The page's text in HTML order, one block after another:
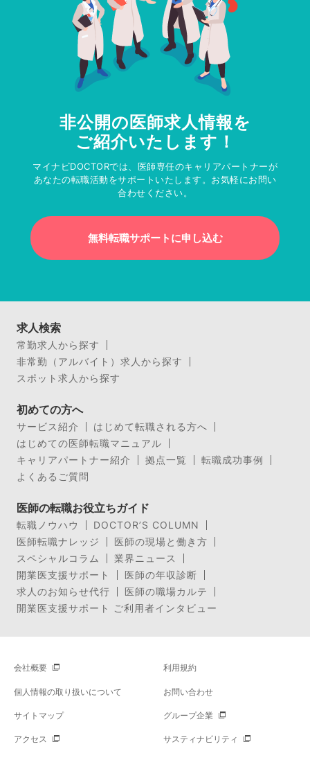
非公開の医師求人情報を
ご紹介いたします！
マイナビDOCTORでは、医師専任のキャリアパートナーが
あなたの転職活動をサポートいたします。お気軽にお問い
合わせください。
無料転職サポートに申し込む
求人検索
常勤求人から探す
非常勤（アルバイト）求人から探す
スポット求人から探す
初めての方へ
サービス紹介
はじめて転職される方へ
はじめての医師転職マニュアル
キャリアパートナー紹介
拠点一覧
転職成功事例
よくあるご質問
医師の転職お役立ちガイド
転職ノウハウ
DOCTOR’S COLUMN
医師転職ナレッジ
医師の現場と働き方
スペシャルコラム
業界ニュース
開業医支援サポート
医師の年収診断
求人のお知らせ代行
医師の職場カルテ
開業医支援サポート ご利用者インタビュー
会社概要 利用規約
個人情報の取り扱いについて お問い合わせ
サイトマップ グループ企業
アクセス サスティナビリティ